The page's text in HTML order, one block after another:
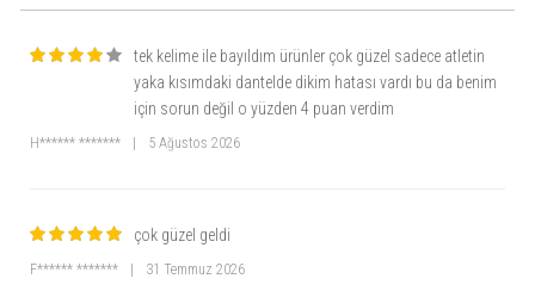
tek kelime ile bayıldım ürünler çok güzel sadece atletin
yaka kısımdaki dantelde dikim hatası vardı bu da benim
için sorun değil o yüzden 4 puan verdim
H****** ******* 5 Ağustos 2026
çok güzel geldi
F****** ******* 31 Temmuz 2026